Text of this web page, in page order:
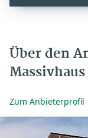
Über den
Massivhaus
Zum Anbieterprofil